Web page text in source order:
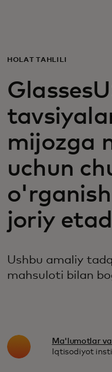
Biznes uchun
Butun dunyo
Innovatorlar
Yangiliklar
HOLAT TAHLILI
mijozga
uchun
joriy
Ushbu amaliy
mahsuloti bilan
Ma'lumotlar
Iqtisodiyot